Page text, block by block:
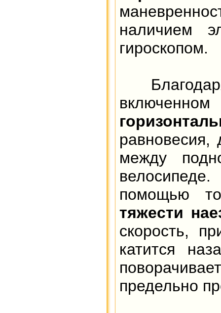
наличием
гироскопом.
равновесия,
между
помощью
тяжести
скорость,
катится
предельно